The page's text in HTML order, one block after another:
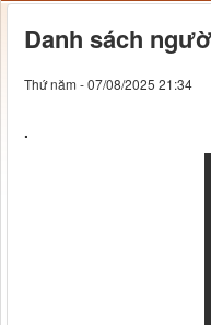
Danh sách
Thứ năm - 07/08/2025 21:34
.